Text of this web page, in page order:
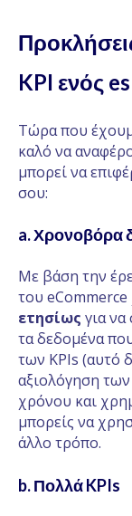
KPI ενός
Τώρα που
καλό να
μπορεί να
σου:
a. Χρονοβόρα
Με βάση την
του eCommerce
ετησίως για
τα δεδομένα
των KPIs (αυτό
αξιολόγηση
χρόνου και
μπορείς να
άλλο τρόπο.
b. Πολλά KPIs